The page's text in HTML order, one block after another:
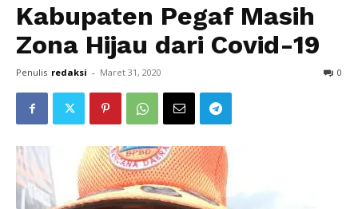
Kabupaten Pegaf Masih
Zona Hijau dari Covid-19
Penulis redaksi - Maret 31, 2020 0